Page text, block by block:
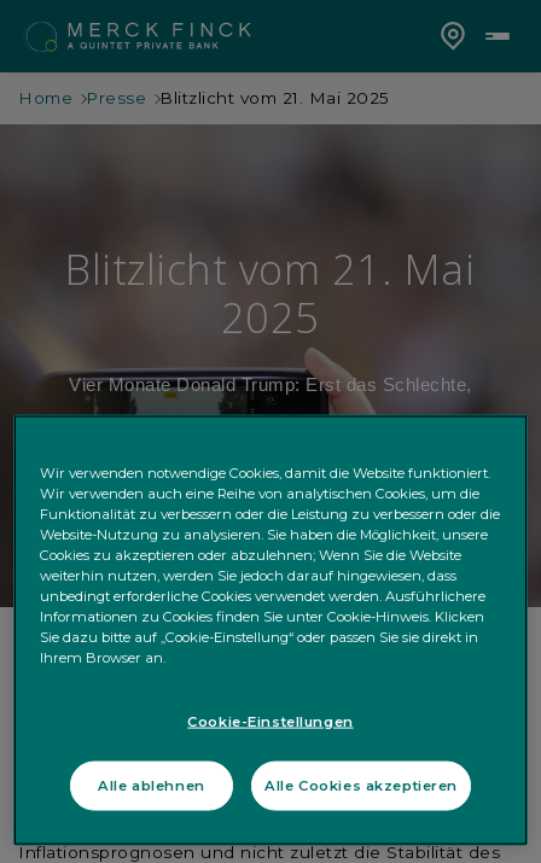
Home Presse Blitzlicht vom 21. Mai 2025
Blitzlicht vom 21. Mai
2025
Vier Monate Donald Trump: Erst das Schlechte,
Präsidentschaft für die Finanzmärkte vor allem eines: ein
Diskussion um Importzölle gegenüber China und dem
Rest der Welt hat Investoren verunsichert und
Inflationsprognosen und nicht zuletzt die Stabilität des
Wir verwenden notwendige Cookies, damit die Website funktioniert.
Wir verwenden auch eine Reihe von analytischen Cookies, um die
Funktionalität zu verbessern oder die Leistung zu verbessern oder die
Website-Nutzung zu analysieren. Sie haben die Möglichkeit, unsere
Cookies zu akzeptieren oder abzulehnen; Wenn Sie die Website
weiterhin nutzen, werden Sie jedoch darauf hingewiesen, dass
unbedingt erforderliche Cookies verwendet werden. Ausführlichere
Informationen zu Cookies finden Sie unter Cookie-Hinweis. Klicken
Sie dazu bitte auf „Cookie-Einstellung“ oder passen Sie sie direkt in
Ihrem Browser an.
Cookie-Einstellungen
Alle ablehnen Alle Cookies akzeptieren